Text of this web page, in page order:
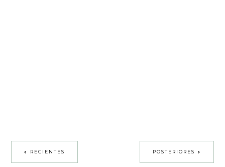
RECIENTES POSTERIORES